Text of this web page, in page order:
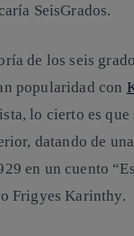
SeisGrados.
de los seis
popularidad con
lo cierto es que
datando de
en un cuento
Frigyes Karinthy.